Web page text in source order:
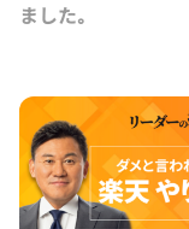
ました｡